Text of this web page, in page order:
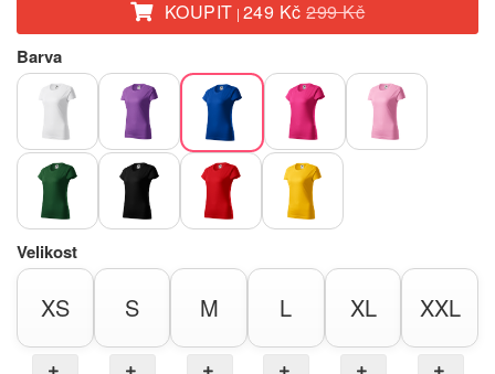
KOUPIT | 249 Kč299 Kč
Barva
Velikost
XS S M L XL XXL